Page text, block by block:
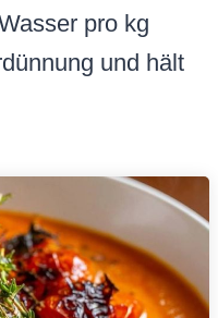
pro kg
und hält